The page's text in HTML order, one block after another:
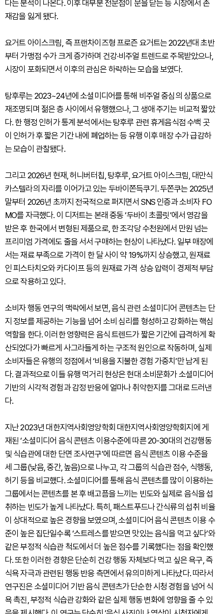
다는 분석이 나온다. 이후 대부분 전문점이 문을 닫는 등 시장에서 존
재감을 잃게 됐다.
요거트 아이스크림, 즉 프랜차이즈형 프로즌 요거트는 2022년대 초반
부터 가맹점 수가 크게 증가하며 건강·비주얼 트렌드로 주목받았으나,
시장이 포화되면서 이후의 관심은 하락하는 모습을 보였다.
탕후루는 2023~24년에 소셜미디어를 통해 비주얼 중심의 상품으로
재조명되며 젊은 층 사이에서 유행했으나, 그 생애 주기는 비교적 짧았
다. 한 행정 인허가 통계 분석에서는 탕후루 관련 휴게음식점 수백 곳
이 인허가 후 짧은 기간 내에 폐업하는 등 유행 이후 매장 수가 급감하
는 모습이 관찰됐다.
그리고 2026년 현재, 허니버터칩, 탕후루, 요거트 아이스크림, 대만식
카스텔라의 자리를 이어가고 있는 두바이쫀득쿠기. 두쫀쿠는 2025년
말부터 2026년 초까지 전국적으로 퍼지면서 SNS 인증과 소비자 FO
MO를 자극했다. 이 디저트는 본래 중동 ‘두바이 초콜릿’에서 영감을
받은 후 한국에서 변형된 제품으로, 한 조각당 수천원에서 만원 넘는
프리미엄 가격에도 줄을 서서 구매하는 현상이 나타났다. 일부 매장에
서는 재료 부족으로 가격이 한 달 사이 약 19%까지 상승했고, 원재료
인 피스타치오와 카다이프 등의 원재료 가격 상승 압력이 경제적 부담
으로 작용하고 있다.
소비자 행동 연구의 맥락에서 보면, 음식 관련 소셜미디어 콘텐츠는 단
지 정보를 제공하는 기능을 넘어 소비 심리를 형성하고 강화하는 핵심
역할을 한다. 이러한 영향력은 음식 트렌드가 짧은 기간에 급격하게 확
산되었다가 빠르게 사그라들게 하는 구조적 원인으로 작동하며, 실제
소비자들은 유행의 정점에서 ‘비용을 지불한 경험 가중치’만 남게 된
다. 결과적으로 이들 유행 먹거리 현상은 현대 소비문화가 소셜미디어
기반의 시각적 경험과 감정 반응에 얼마나 취약한지를 그대로 드러낸
다.
지난 2023년 대한지역사회영양학회 대한지역사회영양학회지에 게
재된 ‘소셜미디어 음식 콘텐츠 이용수준에 따른 20-30대의 건강행동
및 식습관에 대한 단면 조사연구’에 따르면 음식 콘텐츠 이용 수준을
세 그룹(낮음, 중간, 높음)으로 나누고, 각 그룹의 식습관 점수, 식행동,
허기 등을 비교했다. 소셜미디어를 통해 음식 콘텐츠를 많이 이용하는
그룹에서는 콘텐츠를 본 후 배고픔을 느끼는 빈도와 실제로 음식을 섭
취하는 빈도가 높게 나타났다. 특히, 패스트푸드나 간식류의 섭취 비율
이 상대적으로 높은 경향을 보였으며, 소셜미디어 음식 콘텐츠 이용 수
준이 높은 집단일수록 ‘스트레스를 받으면 맛있는 음식을 먹고 싶다’와
같은 부정적 식습관 척도에서 더 높은 점수를 기록했다는 점을 확인했
다. 또한 이러한 경향은 단순히 건강 행동 자체보다 먹고 싶은 욕구, 즉
식욕 자극과 관련된 행동 반응 측면에서 유의미하게 나타났다. 따라서
연구진은 소셜미디어 기반 음식 콘텐츠가 단순한 시청 경험을 넘어 식
욕 촉진, 부정적 식습관 강화와 같은 실제 행동 변화에 영향을 줄 수 있